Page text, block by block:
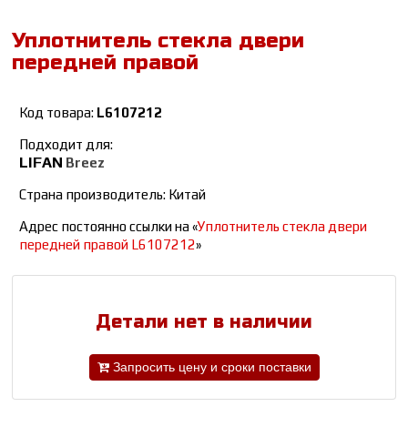
Уплотнитель стекла двери
передней правой
Код товара: L6107212
Подходит для:
LIFAN Breez
Страна производитель: Китай
Адрес постоянно ссылки на «Уплотнитель стекла двери
передней правой L6107212»
Детали нет в наличии
Запросить цену и сроки поставки